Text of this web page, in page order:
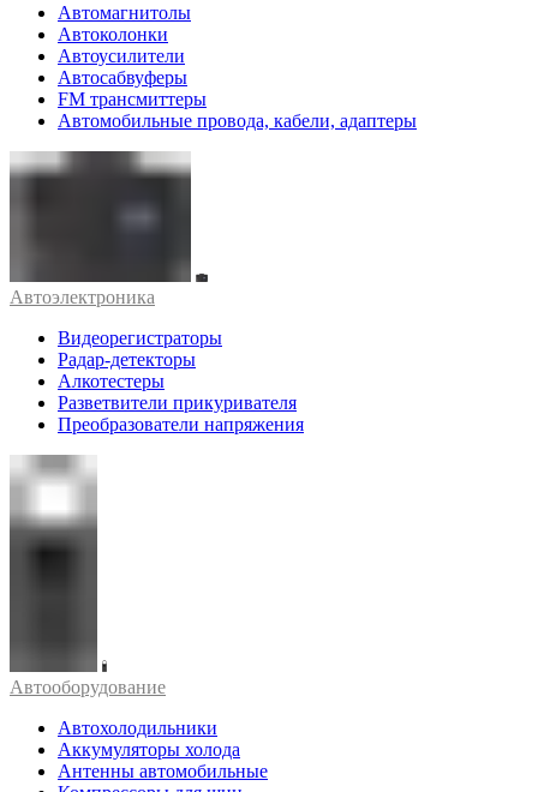
Автомагнитолы
Автоколонки
Автоусилители
Автосабвуферы
FM трансмиттеры
Автомобильные провода, кабели, адаптеры
Автоэлектроника
Видеорегистраторы
Радар-детекторы
Алкотестеры
Разветвители прикуривателя
Преобразователи напряжения
Автооборудование
Автохолодильники
Аккумуляторы холода
Антенны автомобильные